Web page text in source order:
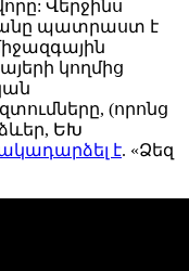
Վերջինս
պատրաստ է
կողմից
(որոնց
ԵԽ
է. «Ձեզ